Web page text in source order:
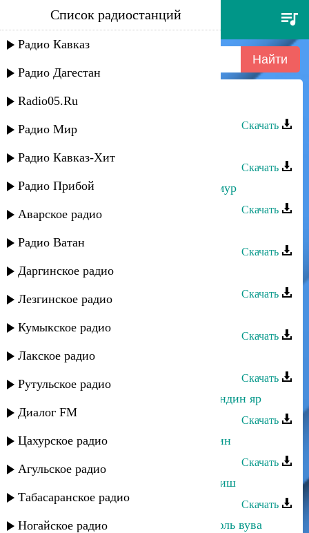
хпедж - эльвира
Список радиостанций
Радио Кавказ
Радио Дагестан
Radio05.Ru
Радио Мир
Радио Кавказ-Хит
Радио Прибой
Аварское радио
Радио Ватан
Даргинское радио
Лезгинское радио
Кумыкское радио
Лакское радио
Рутульское радио
Диалог FM
Цахурское радио
Агульское радио
Табасаранское радио
Ногайское радио
Хпедж - Эльвира
Скачать
Скачать
Эльвира Ахмедханова - Бахтлу уьмур
Скачать
Скачать
Эльвира Ахмедханова - Мярака
Скачать
Скачать
Эльвира Ахмедханова - Мубарак
Скачать
Эльвира Ахмедханова - Гьаммишандин яр
Скачать
Эльвира Ахмедханова - Кюмек апин
Скачать
Эльвира Ахмедханова - Къумши риш
Скачать
Эльвира Ахмедханова - Къизильгюль вува